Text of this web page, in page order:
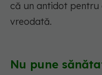
că un antidot
vreodată.
Nu pune